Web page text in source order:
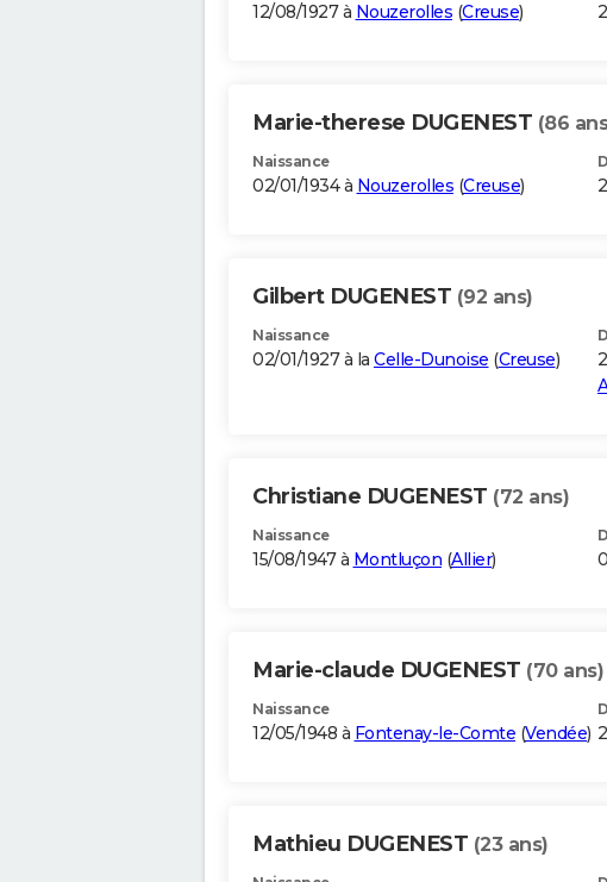
12/08/1927 à Nouzerolles (Creuse)
Marie-therese DUGENEST (86
Naissance
02/01/1934 à Nouzerolles (Creuse)
Gilbert DUGENEST (92 ans)
Naissance
02/01/1927 à la Celle-Dunoise (Creuse)
Christiane DUGENEST (72 ans)
Naissance
15/08/1947 à Montluçon (Allier)
Marie-claude DUGENEST (70 ans)
Naissance
12/05/1948 à Fontenay-le-Comte (Vendée)
Mathieu DUGENEST (23 ans)